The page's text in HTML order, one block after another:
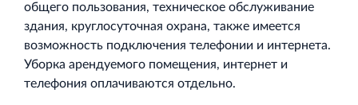
общего пользования, техническое обслуживание
здания, круглосуточная охрана, также имеется
возможность подключения телефонии и интернета.
Уборка арендуемого помещения, интернет и
телефония оплачиваются отдельно.